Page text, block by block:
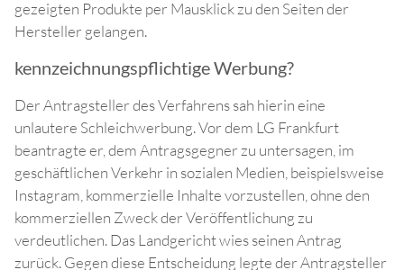
gezeigten Produkte per Mausklick zu den Seiten der
Hersteller gelangen.
kennzeichnungspflichtige Werbung?
Der Antragsteller des Verfahrens sah hierin eine
unlautere Schleichwerbung. Vor dem LG Frankfurt
beantragte er, dem Antragsgegner zu untersagen, im
geschäftlichen Verkehr in sozialen Medien, beispielsweise
Instagram, kommerzielle Inhalte vorzustellen, ohne den
kommerziellen Zweck der Veröffentlichung zu
verdeutlichen. Das Landgericht wies seinen Antrag
zurück. Gegen diese Entscheidung legte der Antragsteller